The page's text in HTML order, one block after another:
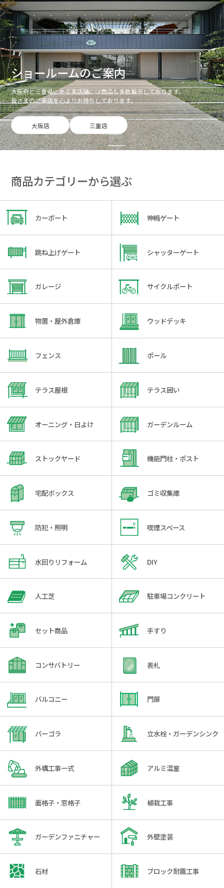
ショールームのご案内
大阪府と三重県にある実店舗には商品も多数展示しております。
皆さまのご来店を心よりお待ちしております。
大阪店 三重店
商品カテゴリーから選ぶ
カーポート 伸縮ゲート
跳ね上げゲート シャッターゲート
ガレージ サイクルポート
物置・屋外倉庫 ウッドデッキ
フェンス ポール
テラス屋根 テラス囲い
オーニング・日よけ ガーデンルーム
ストックヤード 機能門柱・ポスト
宅配ボックス ゴミ収集庫
防犯・照明 喫煙スペース
水回りリフォーム DIY
人工芝 駐車場コンクリート
セット商品 手すり
コンサバトリー 表札
バルコニー 門扉
パーゴラ 立水栓・ガーデンシンク
外構工事一式 アルミ温室
面格子・窓格子 植栽工事
ガーデンファニチャー 外壁塗装
石材 ブロック耐震工事